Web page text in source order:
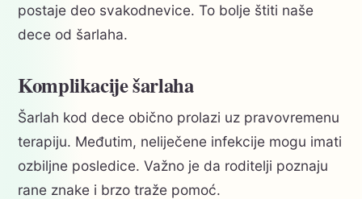
postaje deo svakodnevice. To bolje štiti naše
dece od šarlaha.
Komplikacije šarlaha
Šarlah kod dece obično prolazi uz pravovremenu
terapiju. Međutim, neliječene infekcije mogu imati
ozbiljne posledice. Važno je da roditelji poznaju
rane znake i brzo traže pomoć.